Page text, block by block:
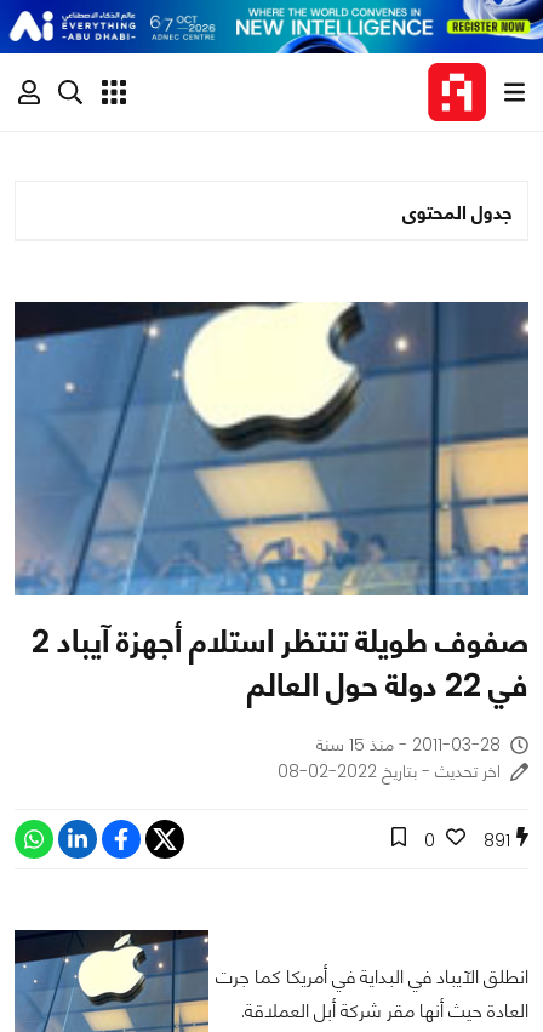
جدول المحتوى
صفوف طويلة تنتظر استلام أجهزة آيباد 2
في 22 دولة حول العالم
2011-03-28 - منذ 15 سنة
اخر تحديث - بتاريخ 2022-02-08
891
0
انطلق الآيباد في البداية في أمريكا كما جرت
العادة حيث أنها مقر شركة أبل العملاقة.